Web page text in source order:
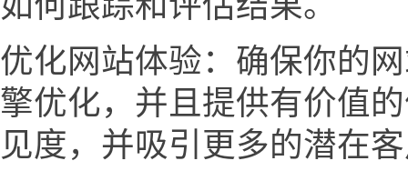
优化网站体验：确保你的
擎优化，并且提供有价值
见度，并吸引更多的潜在